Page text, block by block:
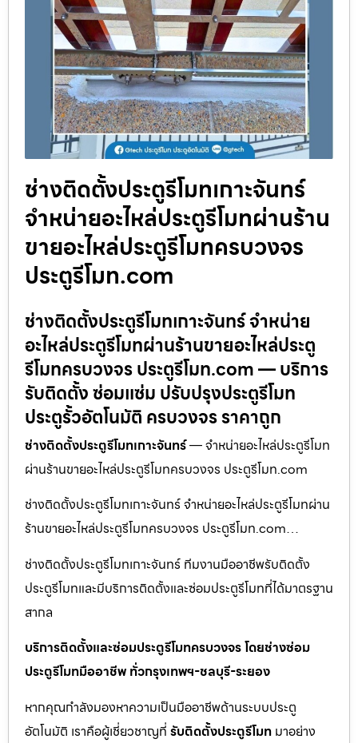
ช่างติดตั้งประตูรีโมทเกาะจันทร์
จำหน่ายอะไหล่ประตูรีโมทผ่านร้าน
ขายอะไหล่ประตูรีโมทครบวงจร
ประตูรีโมท.com
ช่างติดตั้งประตูรีโมทเกาะจันทร์ จำหน่าย
อะไหล่ประตูรีโมทผ่านร้านขายอะไหล่ประตู
รีโมทครบวงจร ประตูรีโมท.com — บริการ
รับติดตั้ง ซ่อมแซ่ม ปรับปรุงประตูรีโมท
ประตูรั้วอัตโนมัติ ครบวงจร ราคาถูก
ช่างติดตั้งประตูรีโมทเกาะจันทร์— จำหน่ายอะไหล่ประตูรีโมท
ผ่านร้านขายอะไหล่ประตูรีโมทครบวงจร ประตูรีโมท.com
ช่างติดตั้งประตูรีโมทเกาะจันทร์ จำหน่ายอะไหล่ประตูรีโมทผ่าน
ร้านขายอะไหล่ประตูรีโมทครบวงจร ประตูรีโมท.com…
ช่างติดตั้งประตูรีโมทเกาะจันทร์ ทีมงานมืออาชีพรับติดตั้ง
ประตูรีโมทและมีบริการติดตั้งและซ่อมประตูรีโมทที่ได้มาตรฐาน
สากล
บริการติดตั้งและซ่อมประตูรีโมทครบวงจร โดยช่างซ่อม
ประตูรีโมทมืออาชีพ ทั่วกรุงเทพฯ-ชลบุรี-ระยอง
หากคุณกำลังมองหาความเป็นมืออาชีพด้านระบบประตู
อัตโนมัติ เราคือผู้เชี่ยวชาญที่ รับติดตั้งประตูรีโมท มาอย่าง